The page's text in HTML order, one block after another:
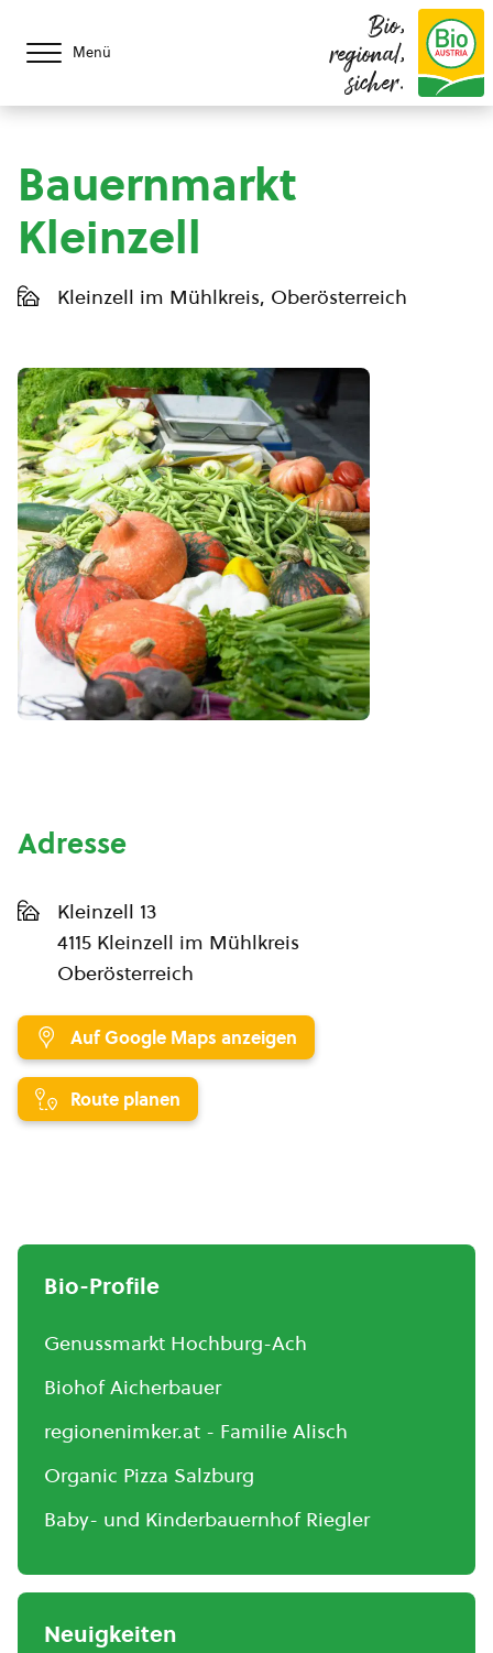
Menü
Bio,
regional,
sicher.
Bauernmarkt
Kleinzell
Kleinzell im Mühlkreis, Oberösterreich
Adresse
Kleinzell 13
4115 Kleinzell im Mühlkreis
Oberösterreich
Auf Google Maps anzeigen
Route planen
Bio-Profile
Genussmarkt Hochburg-Ach
Biohof Aicherbauer
regionenimker.at - Familie Alisch
Organic Pizza Salzburg
Baby- und Kinderbauernhof Riegler
Neuigkeiten